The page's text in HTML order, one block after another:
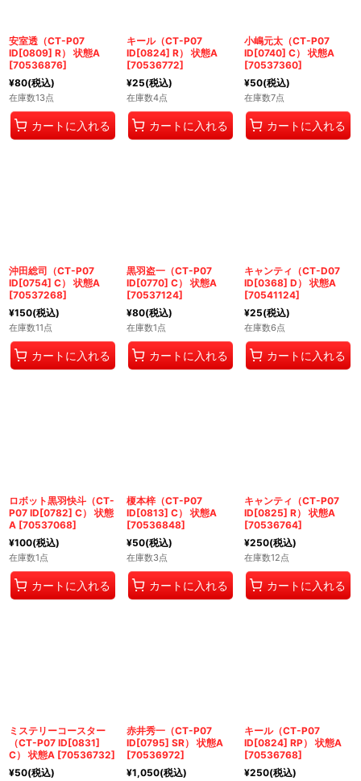
安室透（CT-P07
ID[0809] R） 状態A
[70536876]
¥80(税込)
在庫数13点
カートに入れる
キール（CT-P07
ID[0824] R） 状態A
[70536772]
¥25(税込)
在庫数4点
カートに入れる
小嶋元太（CT-P07
ID[0740] C） 状態A
[70537360]
¥50(税込)
在庫数7点
カートに入れる
沖田総司（CT-P07
ID[0754] C） 状態A
[70537268]
¥150(税込)
在庫数11点
カートに入れる
黒羽盗一（CT-P07
ID[0770] C） 状態A
[70537124]
¥80(税込)
在庫数1点
カートに入れる
キャンティ（CT-D07
ID[0368] D） 状態A
[70541124]
¥25(税込)
在庫数6点
カートに入れる
ロボット黒羽快斗（CT-
P07 ID[0782] C） 状態
A [70537068]
¥100(税込)
在庫数1点
カートに入れる
榎本梓（CT-P07
ID[0813] C） 状態A
[70536848]
¥50(税込)
在庫数3点
カートに入れる
キャンティ（CT-P07
ID[0825] R） 状態A
[70536764]
¥250(税込)
在庫数12点
カートに入れる
ミステリーコースター
（CT-P07 ID[0831]
C） 状態A [70536732]
¥50(税込)
赤井秀一（CT-P07
ID[0795] SR） 状態A
[70536972]
¥1,050(税込)
キール（CT-P07
ID[0824] RP） 状態A
[70536768]
¥250(税込)